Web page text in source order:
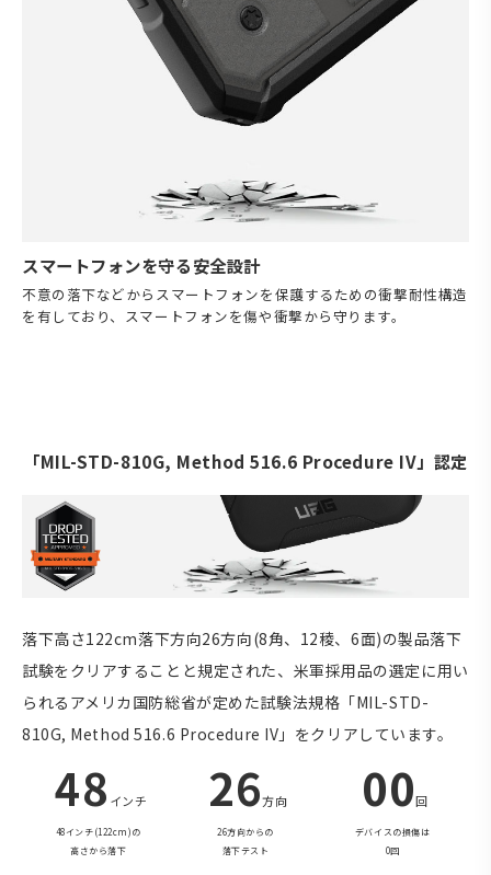
スマートフォンを守る安全設計
不意の落下などからスマートフォンを保護するための衝撃耐性構造
を有しており、スマートフォンを傷や衝撃から守ります。
「MIL-STD-810G, Method 516.6 Procedure IV」認定
落下高さ122cm落下方向26方向(8角、12稜、6面)の製品落下
試験をクリアすることと規定された、米軍採用品の選定に用い
られるアメリカ国防総省が定めた試験法規格「MIL-STD-
810G, Method 516.6 Procedure IV」をクリアしています。
48 インチ
48インチ(122cm)の
高さから落下
26方向
26方向からの
落下テスト
00回
デバイスの損傷は
0回